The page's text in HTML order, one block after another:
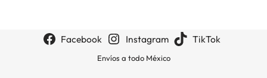
Facebook Instagram TikTok
Envíos a todo México